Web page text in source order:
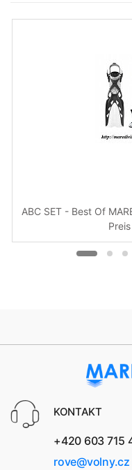
ABC SET - Best Of
KONTAKT
+420 603 715
rove@volny.cz